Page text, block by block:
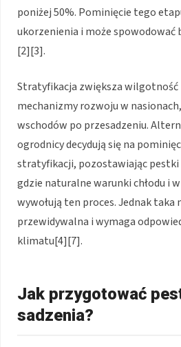
poniżej 50%. Pominięcie tego
ukorzenienia i może
[2][3].
Stratyfikacja zwiększa wilgotność
mechanizmy rozwoju w
wschodów po przesadzeniu.
ogrodnicy decydują się na
stratyfikacji, pozostawiając
gdzie naturalne warunki chłodu i
wywołują ten proces. Jednak
przewidywalna i wymaga
klimatu[4][7].
Jak przygotować
sadzenia?